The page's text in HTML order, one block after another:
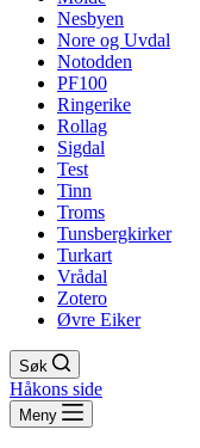
Nesbyen
Nore og Uvdal
Notodden
PF100
Ringerike
Rollag
Sigdal
Test
Tinn
Troms
Tunsbergkirker
Turkart
Vrådal
Zotero
Øvre Eiker
Søk
Håkons side
Meny